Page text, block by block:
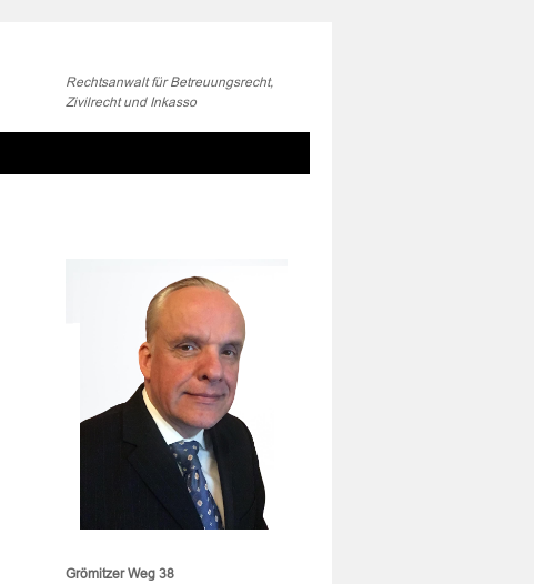
Rechtsanwalt für Betreuungsrecht,
Zivilrecht und Inkasso
Grömitzer Weg 38